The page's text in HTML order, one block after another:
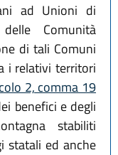
ad Unioni di
Comunità
di tali Comuni
i relativi territori
2, comma 19
benefici e degli
stabiliti
statali ed anche